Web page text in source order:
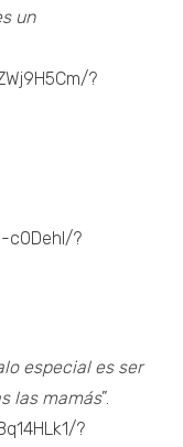
un
?
c0DehI/?
especial es ser
las mamás”.
?